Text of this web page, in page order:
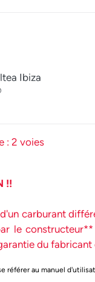
Ibiza
Yeti
Tiguan Touran
TFSI TSI
: 2 voies
!!
carburant
le
du fabricant
référer au manuel